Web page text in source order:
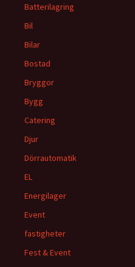
Batterilagring
Bil
Bilar
Bostad
Bryggor
Bygg
Catering
Djur
Dörrautomatik
EL
Energilager
Event
fastigheter
Fest & Event